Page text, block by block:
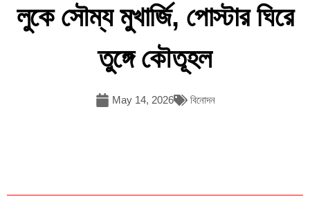
লুকে সৌম্য মুখার্জি, পোস্টার ঘিরে
তুঙ্গে কৌতূহল
May 14, 2026 বিনোদন